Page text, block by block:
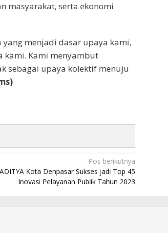
masyarakat, serta ekonomi
yang menjadi dasar upaya kami,
kami. Kami menyambut
sebagai upaya kolektif menuju
Pos berikutnya
Kota Denpasar Sukses jadi Top 45
Inovasi Pelayanan Publik Tahun 2023